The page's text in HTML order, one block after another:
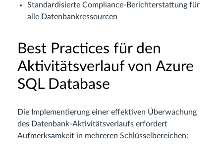
Standardisierte Compliance-Berichterstattung für
alle Datenbankressourcen
Best Practices für den
Aktivitätsverlauf von Azure
SQL Database
Die Implementierung einer effektiven Überwachung
des Datenbank-Aktivitätsverlaufs erfordert
Aufmerksamkeit in mehreren Schlüsselbereichen: